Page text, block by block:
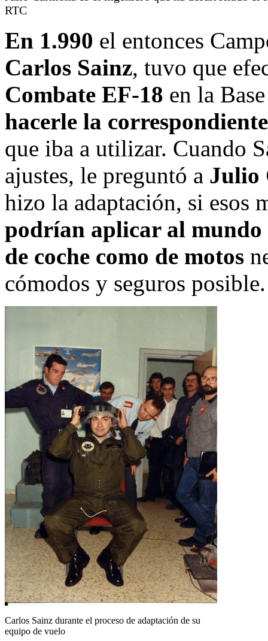
RTC
En 1.990 el entonces
Carlos Sainz, tuvo que
Combate EF-18 en la
hacerle la
que iba a utilizar. Cuando
ajustes, le preguntó a Julio
hizo la adaptación, si esos
podrían aplicar al
de coche como de motos
cómodos y seguros posible.
Carlos Sainz durante el proceso de adaptación de su
equipo de vuelo